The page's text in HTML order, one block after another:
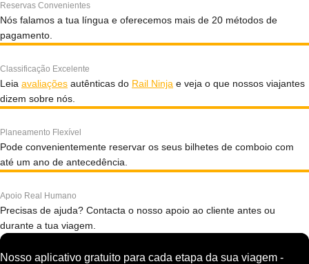
Reservas Convenientes
Nós falamos a tua língua e oferecemos mais de 20 métodos de
pagamento.
Classificação Excelente
Leia avaliações autênticas do Rail Ninja e veja o que nossos viajantes
dizem sobre nós.
Planeamento Flexível
Pode convenientemente reservar os seus bilhetes de comboio com
até um ano de antecedência.
Apoio Real Humano
Precisas de ajuda? Contacta o nosso apoio ao cliente antes ou
durante a tua viagem.
Nosso aplicativo gratuito para cada etapa da sua viagem -